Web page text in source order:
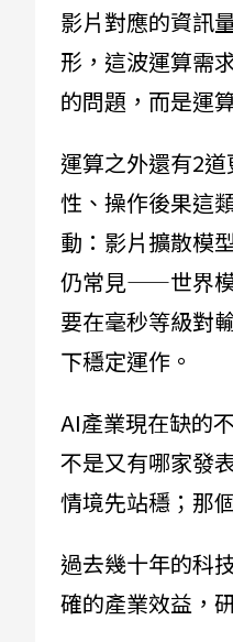
影片對應的資訊
形，這波運算需
的問題，而是運
運算之外還有2
性、操作後果這
動：影片擴散模
仍常見——世界模
要在毫秒等級對
下穩定運作。
AI產業現在缺的
不是又有哪家發
情境先站穩；那
過去幾十年的科
確的產業效益，